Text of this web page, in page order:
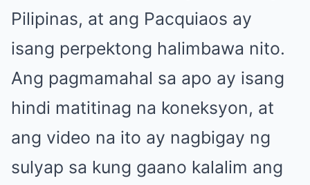
Pilipinas, at ang Pacquiaos ay
isang perpektong halimbawa nito.
Ang pagmamahal sa apo ay isang
hindi matitinag na koneksyon, at
ang video na ito ay nagbigay ng
sulyap sa kung gaano kalalim ang